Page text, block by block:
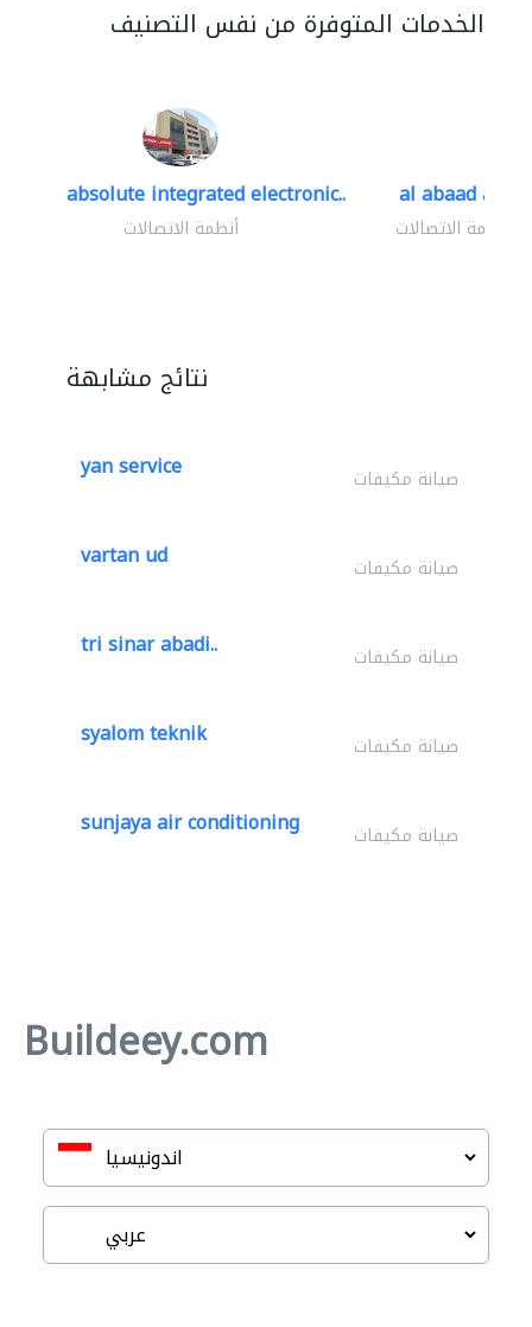
الخدمات المتوفرة من نفس التصنيف
absolute integrated electronic..
أنظمة الاتصالات
al abaad al..
أنظمة الاتصالات
نتائج مشابهة
yan service صيانة مكيفات
vartan ud صيانة مكيفات
tri sinar abadi.. صيانة مكيفات
syalom teknik صيانة مكيفات
sunjaya air conditioning صيانة مكيفات
Buildeey.com